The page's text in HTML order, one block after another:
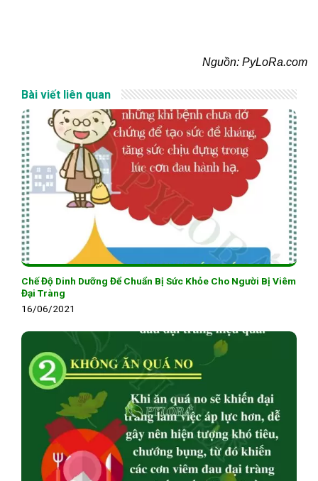
Nguồn: PyLoRa.com
Bài viết liên quan
Chế Độ Dinh Dưỡng Để Chuẩn Bị Sức Khỏe Cho Người Bị Viêm
Đại Tràng
16/06/2021